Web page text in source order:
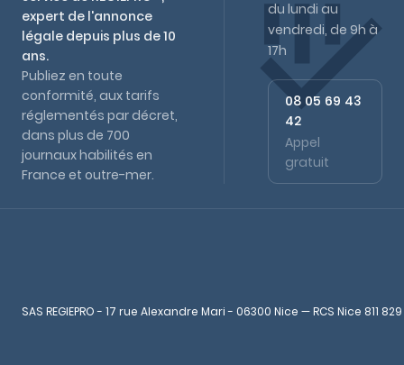
expert de l'annonce
légale depuis plus de 10
ans.
Publiez en toute
conformité, aux tarifs
réglementés par décret,
dans plus de 700
journaux habilités en
France et outre-mer.
du lundi au
vendredi, de 9h à
17h
08 05 69 43
42
Appel
gratuit
SAS REGIEPRO - 17 rue Alexandre Mari - 06300 Nice — RCS Nice 811